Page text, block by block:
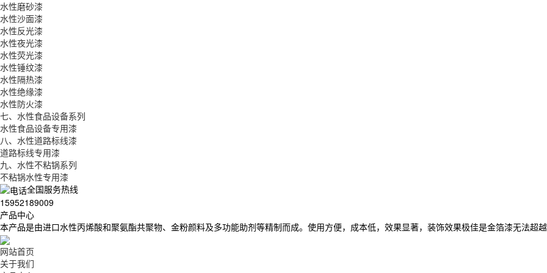
水性磨砂漆
水性沙面漆
水性反光漆
水性夜光漆
水性荧光漆
水性锤纹漆
水性隔热漆
水性绝缘漆
水性防火漆
七、水性食品设备系列
水性食品设备专用漆
八、水性道路标线漆
道路标线专用漆
九、水性不粘锅系列
不粘锅水性专用漆
全国服务热线
15952189009
产品中心
本产品是由进口水性丙烯酸和聚氨酯共聚物、金粉颜料及多功能助剂等精制而成。使用方便，成本低，效果显著，装饰效果极佳是金箔漆无法超
网站首页
关于我们